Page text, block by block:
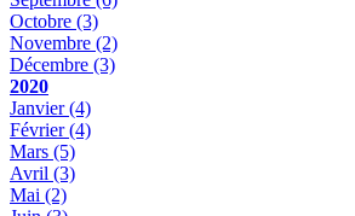
Octobre (3)
Novembre (2)
Décembre (3)
2020
Janvier(4)
Février(4)
Mars (5)
Avril (3)
Mai (2)